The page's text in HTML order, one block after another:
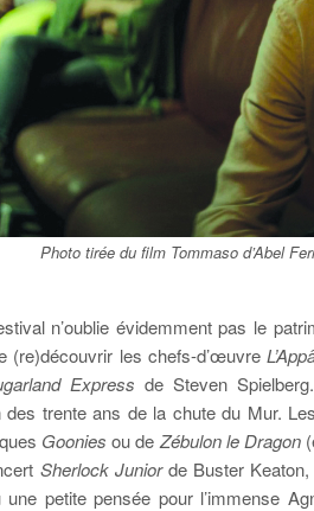
Photo tirée du film Tommaso d’Abel
n’oublie évidemment pas le
(re)découvrir les chefs-d’œuvre
Express de Steven
des trente ans de la chute du Mur.
Goonies ou de Zébulon le Dragon
Sherlock Juniorde Buster Keaton,
petite pensée pour l’immense